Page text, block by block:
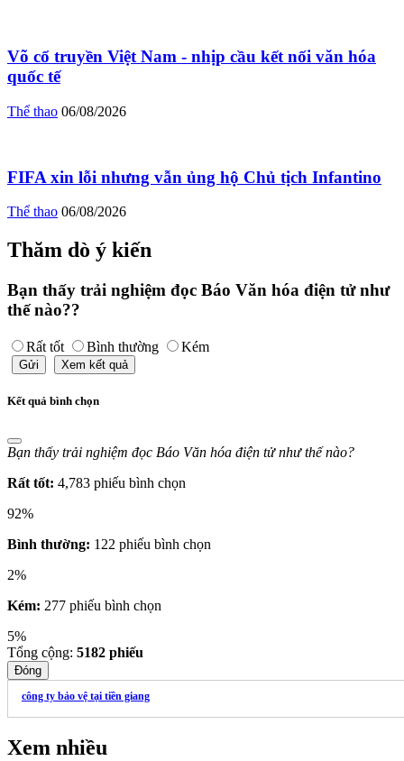
Võ cổ truyền Việt Nam - nhịp cầu kết nối văn hóa
quốc tế
Thể thao 06/08/2026
FIFA xin lỗi nhưng vẫn ủng hộ Chủ tịch Infantino
Thể thao 06/08/2026
Thăm dò ý kiến
Bạn thấy trải nghiệm đọc Báo Văn hóa điện tử như
thế nào??
Rất tốt Bình thường Kém
Gửi Xem kết quả
Kết quả bình chọn
Bạn thấy trải nghiệm đọc Báo Văn hóa điện tử như thế nào?
Rất tốt: 4,783 phiếu bình chọn
92%
Bình thường: 122 phiếu bình chọn
2%
Kém: 277 phiếu bình chọn
5%
Tổng cộng: 5182 phiếu
Đóng
công ty bảo vệ tại tiền giang
Xem nhiều